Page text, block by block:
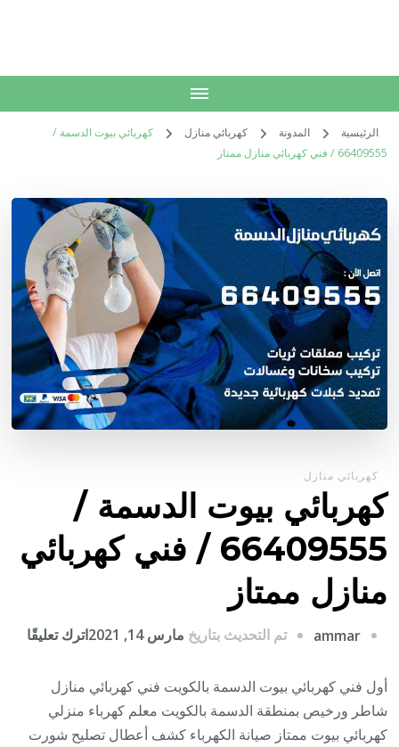
الرئيسية المدونة كهربائي منازل
كهربائي بيوت الدسمة /
66409555 / فني كهربائي منازل ممتاز
كهربائي منازل
كهربائي بيوت الدسمة /
66409555 / فني كهربائي
منازل ممتاز
ammar تم التحديث بتاريخ مارس 14, 2021 اترك تعليقًا
أول فني كهربائي بيوت الدسمة بالكويت فني كهربائي منازل
شاطر ورخيص بمنطقة الدسمة بالكويت معلم كهرباء منزلي
كهربائي بيوت ممتاز صيانة الكهرباء كشف أعطال تصليح شورت